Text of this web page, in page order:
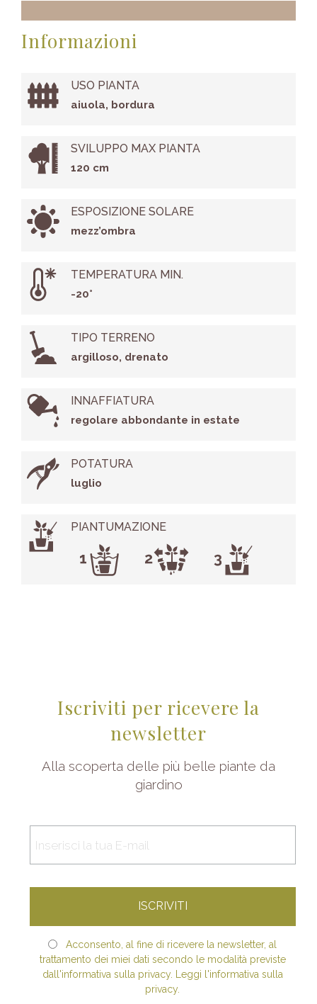
Informazioni
USO PIANTA
aiuola, bordura
SVILUPPO MAX PIANTA
120 cm
ESPOSIZIONE SOLARE
mezz’ombra
TEMPERATURA MIN.
-20°
TIPO TERRENO
argilloso, drenato
INNAFFIATURA
regolare abbondante in estate
POTATURA
luglio
PIANTUMAZIONE
Iscriviti per ricevere la
newsletter
Alla scoperta delle più belle piante da
giardino
Acconsento, al fine di ricevere la newsletter, al
trattamento dei miei dati secondo le modalità previste
dall'informativa sulla privacy. Leggi l'informativa sulla
privacy.